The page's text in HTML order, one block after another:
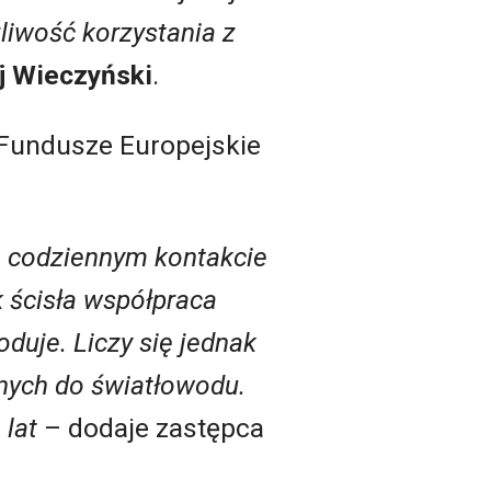
korzystania z
Wieczyński.
Europejskie
kontakcie
współpraca
Liczy się jednak
do światłowodu.
lat – dodaje zastępca